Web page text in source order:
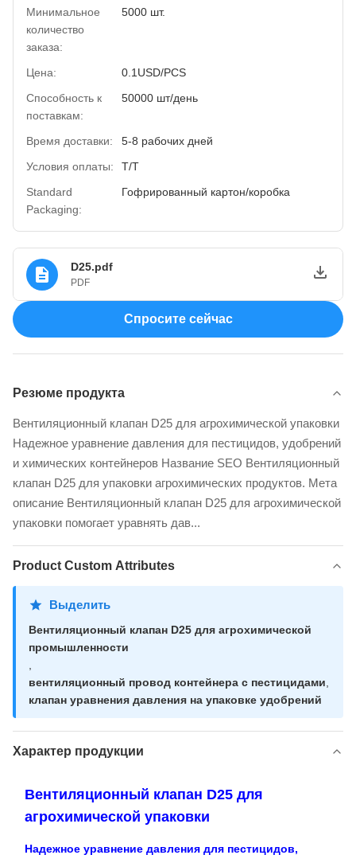
Минимальное
количество
заказа:
5000 шт.
Цена:
0.1USD/PCS
Способность к
поставкам:
50000 шт/день
Время доставки:
5-8 рабочих дней
Условия оплаты:
Т/Т
Standard
Packaging:
Гофрированный картон/коробка
D25.pdf
PDF
Спросите сейчас
Резюме продукта
Вентиляционный клапан D25 для агрохимической упаковки
Надежное уравнение давления для пестицидов, удобрений
и химических контейнеров Название SEO Вентиляционный
клапан D25 для упаковки агрохимических продуктов. Мета
описание Вентиляционный клапан D25 для агрохимической
упаковки помогает уравнять дав...
Product Custom Attributes
Выделить
Вентиляционный клапан D25 для агрохимической
промышленности
вентиляционный провод контейнера с пестицидами
клапан уравнения давления на упаковке удобрений
Характер продукции
Вентиляционный клапан D25 для
агрохимической упаковки
Надежное уравнение давления для пестицидов,